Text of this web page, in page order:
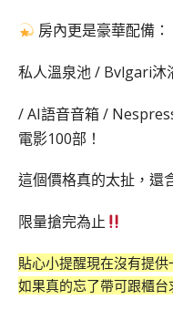
房內更是豪華配備：
私人溫泉池 / Bvlgari沐
/ AI語音音箱 /
電影100部！
這個價格真的太扯，還
限量搶完為止
貼心小提醒現在沒有提
如果真的忘了帶可跟櫃台